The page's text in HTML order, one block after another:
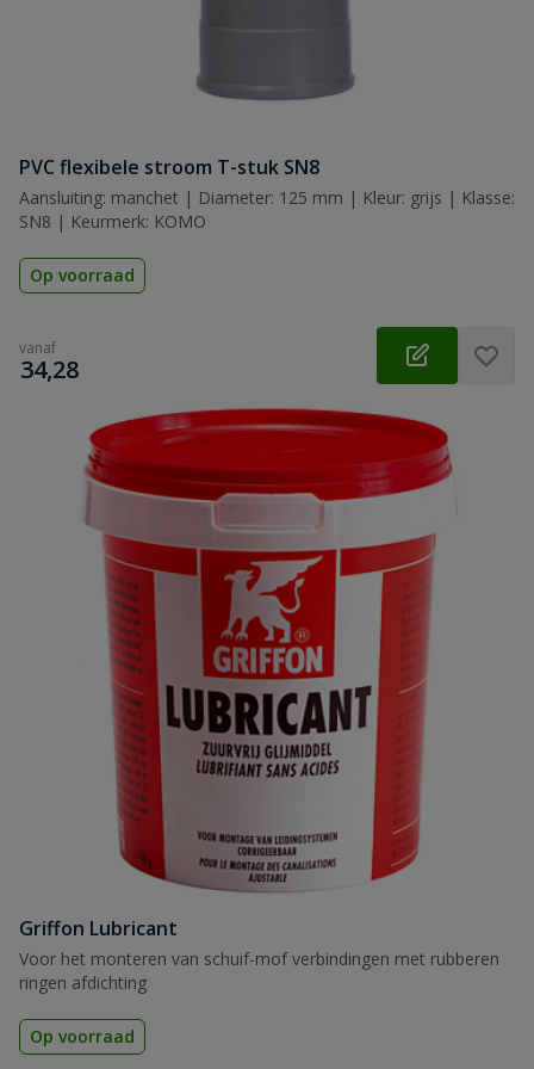
PVC flexibele stroom T-stuk SN8
Aansluiting: manchet | Diameter: 125 mm | Kleur: grijs | Klasse:
SN8 | Keurmerk: KOMO
Op voorraad
vanaf
€
34,28
Griffon Lubricant
Voor het monteren van schuif-mof verbindingen met rubberen
ringen afdichting
Op voorraad